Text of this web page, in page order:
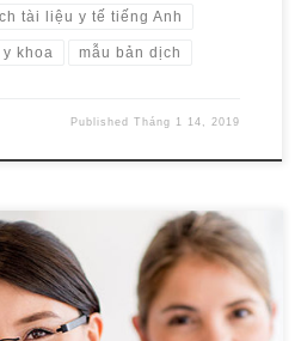
tài liệu y tế tiếng Anh
khoa mẫu bản dịch
PublishedTháng 1 14, 2019
càng nhiều ở Việt Nam, với đối